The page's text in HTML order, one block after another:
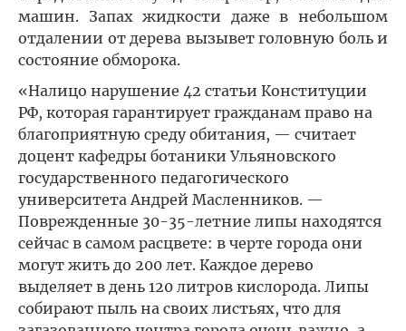
машин. Запах жидкости даже в небольшом
отдалении от дерева вызывет головную боль и
состояние обморока.
«Налицо нарушение 42 статьи Конституции
РФ, которая гарантирует гражданам право на
благоприятную среду обитания, — считает
доцент кафедры ботаники Ульяновского
государственного педагогического
университета Андрей Масленников. —
Поврежденные 30-35-летние липы находятся
сейчас в самом расцвете: в черте города они
могут жить до 200 лет. Каждое дерево
выделяет в день 120 литров кислорода. Липы
собирают пыль на своих листьях, что для